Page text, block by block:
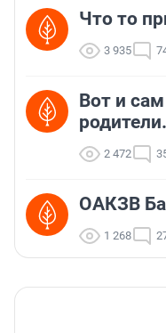
Что то
3 935
Вот и
2 472
ОАКЗВ
1 268